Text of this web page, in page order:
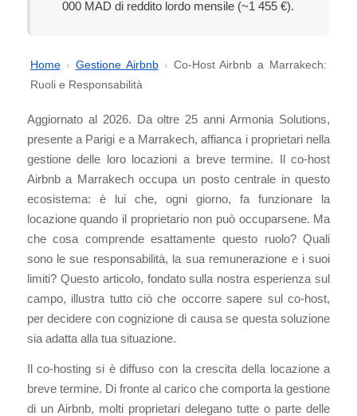
000 MAD di reddito lordo mensile (~1 455 €).
Home › Gestione Airbnb › Co-Host Airbnb a Marrakech:
Ruoli e Responsabilità
Aggiornato al 2026. Da oltre 25 anni Armonia Solutions,
presente a Parigi e a Marrakech, affianca i proprietari nella
gestione delle loro locazioni a breve termine. Il co-host
Airbnb a Marrakech occupa un posto centrale in questo
ecosistema: è lui che, ogni giorno, fa funzionare la
locazione quando il proprietario non può occuparsene. Ma
che cosa comprende esattamente questo ruolo? Quali
sono le sue responsabilità, la sua remunerazione e i suoi
limiti? Questo articolo, fondato sulla nostra esperienza sul
campo, illustra tutto ciò che occorre sapere sul co-host,
per decidere con cognizione di causa se questa soluzione
sia adatta alla tua situazione.
Il co-hosting si è diffuso con la crescita della locazione a
breve termine. Di fronte al carico che comporta la gestione
di un Airbnb, molti proprietari delegano tutte o parte delle